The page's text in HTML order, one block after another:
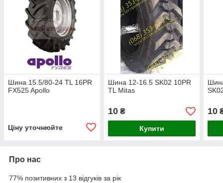
Шина 15.5/80-24 TL 16PR
FX525 Apollo
Ціну уточнюйте
Шина 12-16.5 SK02 10PR
TL Mitas
10₴
Купити
10
Про нас
77% позитивних з 13 відгуків за рік